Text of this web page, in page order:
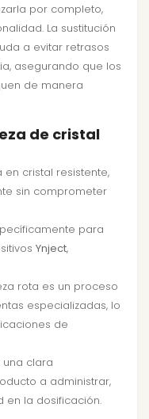
por completo,
La sustitución
a evitar retrasos
asegurando que los
de manera
de cristal
en cristal resistente,
sin comprometer
para
Ynject,
rota es un proceso
especializadas, lo
de
una clara
a administrar,
en la dosificación.